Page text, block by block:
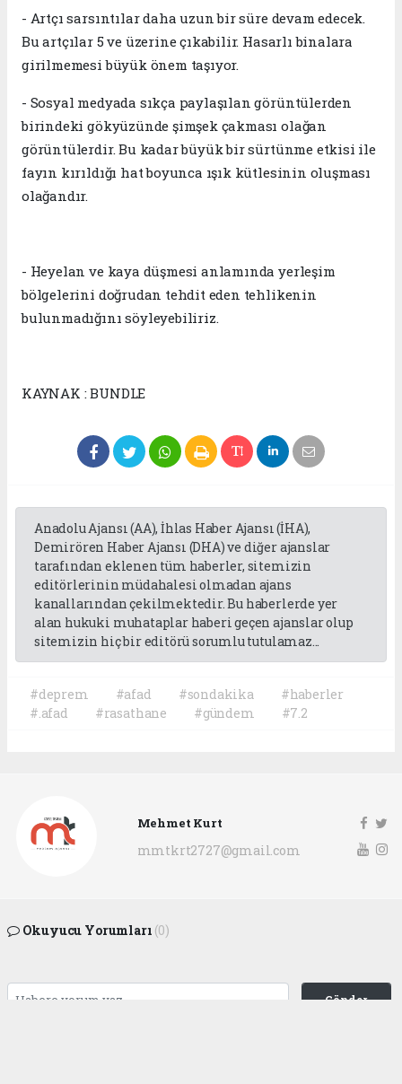
- Artçı sarsıntılar daha uzun bir süre devam edecek.
Bu artçılar 5 ve üzerine çıkabilir. Hasarlı binalara
girilmemesi büyük önem taşıyor.
- Sosyal medyada sıkça paylaşılan görüntülerden
birindeki gökyüzünde şimşek çakması olağan
görüntülerdir. Bu kadar büyük bir sürtünme etkisi ile
fayın kırıldığı hat boyunca ışık kütlesinin oluşması
olağandır.
- Heyelan ve kaya düşmesi anlamında yerleşim
bölgelerini doğrudan tehdit eden tehlikenin
bulunmadığını söyleyebiliriz.
KAYNAK : BUNDLE
Anadolu Ajansı (AA), İhlas Haber Ajansı (İHA),
Demirören Haber Ajansı (DHA) ve diğer ajanslar
tarafından eklenen tüm haberler, sitemizin
editörlerinin müdahalesi olmadan ajans
kanallarından çekilmektedir. Bu haberlerde yer
alan hukuki muhataplar haberi geçen ajanslar olup
sitemizin hiç bir editörü sorumlu tutulamaz...
#deprem #afad #sondakika
#haberler
#.afad
#rasathane #gündem #7.2
Mehmet Kurt
mmtkrt2727@gmail.com
Okuyucu Yorumları (0)
Gönder